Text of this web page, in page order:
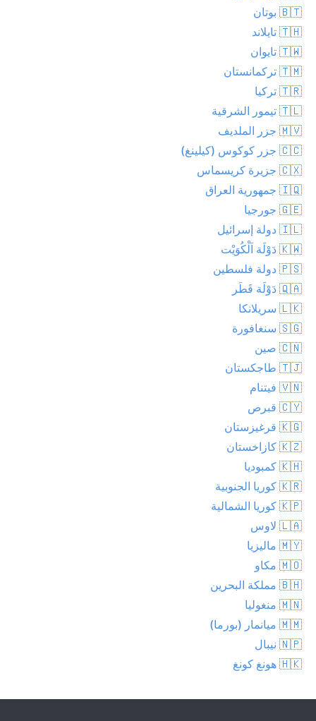
🇧🇹 بوتان
🇹🇭 تايلاند
🇹🇼 تايوان
🇹🇲 تركمانستان
🇹🇷 تركيا
🇹🇱 تيمور الشرقية
🇲🇻 جزر الملديف
🇨🇨 جزر كوكوس (كيلينغ)
🇨🇽 جزيرة كريسماس
🇮🇶 جمهورية العراق
🇬🇪 جورجيا
🇮🇱 دولة إسرائيل
🇰🇼 دَوْلَة اَلْكُوَيْت
🇵🇸 دولة فلسطين
🇶🇦 دَوْلَة قَطَر
🇱🇰 سريلانكا
🇸🇬 سنغافورة
🇨🇳 صين
🇹🇯 طاجكستان
🇻🇳 فيتنام
🇨🇾 قبرص
🇰🇬 قرغيزستان
🇰🇿 كازاخستان
🇰🇭 كمبوديا
🇰🇷 كوريا الجنوبية
🇰🇵 كوريا الشمالية
🇱🇦 لاوس
🇲🇾 ماليزيا
🇲🇴 مكاو
🇧🇭 مملكة البحرين
🇲🇳 منغوليا
🇲🇲 ميانمار (بورما)
🇳🇵 نيبال
🇭🇰 هونغ كونغ